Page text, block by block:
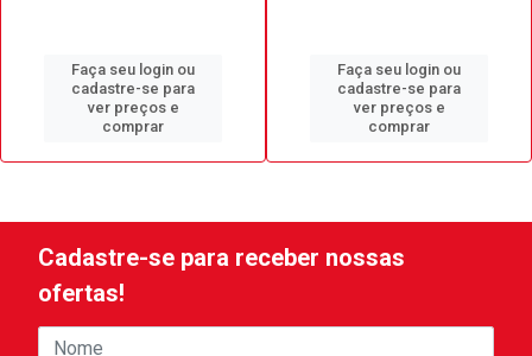
Faça seu login ou
cadastre-se para
ver preços e
comprar
Faça seu login ou
cadastre-se para
ver preços e
comprar
Cadastre-se para receber nossas
ofertas!